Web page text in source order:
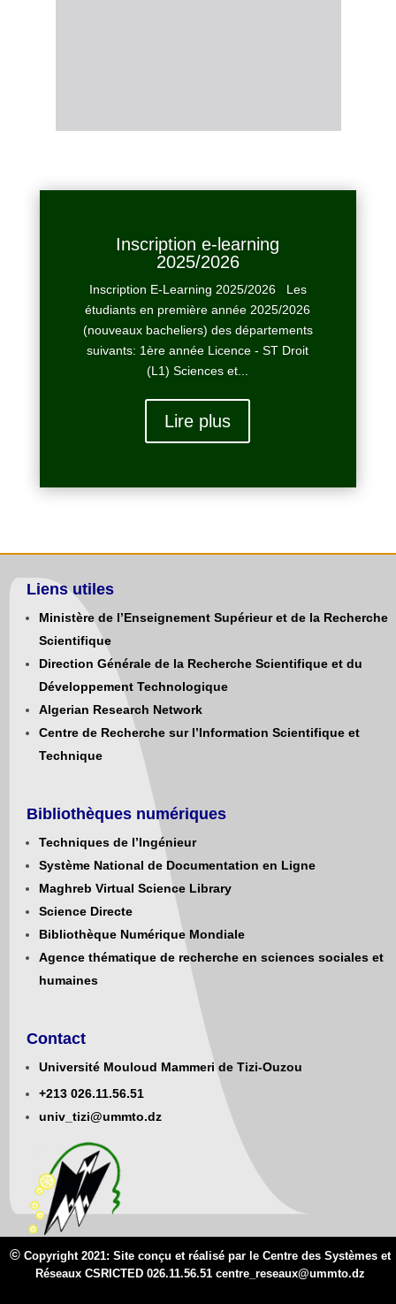
Inscription e-learning
2025/2026
Inscription E-Learning 2025/2026 Les
étudiants en première année 2025/2026
(nouveaux bacheliers) des départements
suivants: 1ère année Licence - ST Droit
(L1) Sciences et...
Lire plus
Liens utiles
Ministère de l’Enseignement Supérieur et de la Recherche
Scientifique
Direction Générale de la Recherche Scientifique et du
Développement Technologique
Algerian Research Network
Centre de Recherche sur l’Information Scientifique et
Technique
Bibliothèques numériques
Techniques de l’Ingénieur
Système National de Documentation en Ligne
Maghreb Virtual Science Library
Science Directe
Bibliothèque Numérique Mondiale
Agence thématique de recherche en sciences sociales et
humaines
Contact
Université Mouloud Mammeri de Tizi-Ouzou
+213 026.11.56.51
univ_tizi@ummto.dz
© Copyright 2021: Site conçu et réalisé par le Centre des Systèmes et
Réseaux CSRICTED 026.11.56.51 centre_reseaux@ummto.dz